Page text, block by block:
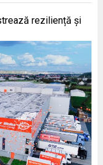
reziliență și